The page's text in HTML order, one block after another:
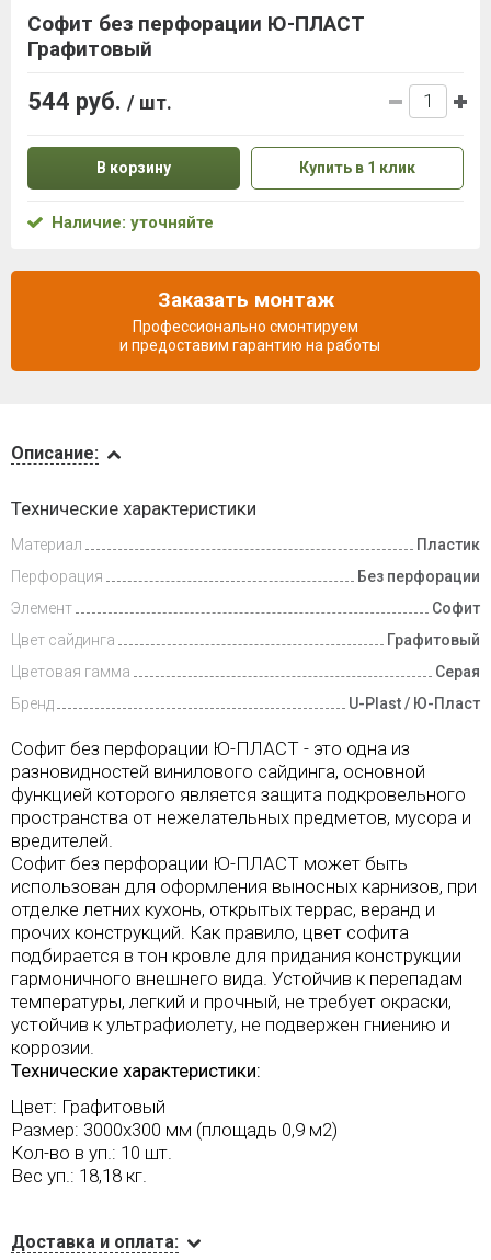
и оплата
Описание:
Технические характеристики
Материал
Пластик
Перфорация
Без перфорации
Элемент
Софит
Цвет сайдинга
Графитовый
Цветовая гамма
Серая
Бренд
U-Plast / Ю-Пласт
Софит без перфорации Ю-ПЛАСТ - это одна из
разновидностей винилового сайдинга, основной
функцией которого является защита подкровельногo
пространства от нежелательных предметов, мусора и
вредителей.
Софит без перфорации Ю-ПЛАСТ может быть
использован для оформления выносных карнизов, при
отделке летних кухонь, открытых террас, веранд и
прочих конструкций. Как правило, цвет софита
подбирается в тон кровле для придания конструкции
гармоничного внешнего вида. Устойчив к перепадам
температуры, легкий и прочный, не требует окраски,
устойчив к ультрафиолету, не подвержен гниению и
коррозии.
Технические характеристики:
Цвет: Графитовый
Размер: 3000х300 мм (площадь 0,9 м2)
Кол-во в уп.: 10 шт.
Вес уп.: 18,18 кг.
Доставка и оплата:
Софит без перфорации Ю-ПЛАСТ
Графитовый
544 руб. / шт.
В корзину Купить в 1 клик
Наличие: уточняйте
Заказать монтаж
Профессионально смонтируем
и предоставим гарантию на работы